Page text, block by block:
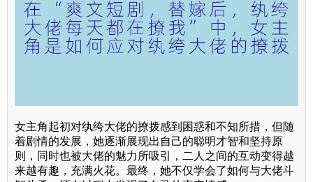
女主角起初对纨绔大佬的撩拨感到困惑和不知所措，但随
着剧情的发展，她逐渐展现出自己的聪明才智和坚持原
则，同时也被大佬的魅力所吸引，二人之间的互动变得越
来越有趣，充满火花。最终，她不仅学会了如何与大佬斗